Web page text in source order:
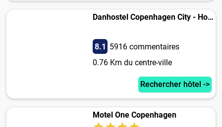
Danhostel Copenhagen City - Hostel
8.1 5916 commentaires
0.76 Km du centre-ville
Rechercher hôtel ->
Motel One Copenhagen